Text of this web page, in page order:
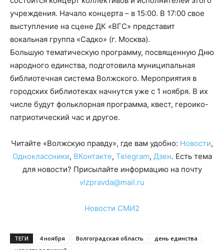
учреждения. Начало концерта – в 15:00. В 17:00 свое
выступление на сцене ДК «ВГС» представит
вокальная группа «Садко» (г. Москва).
Большую тематическую программу, посвященную Дню
народного единства, подготовила муниципальная
библиотечная система Волжского. Мероприятия в
городских библиотеках начнутся уже с 1 ноября. В их
числе будут фольклорная программа, квест, героико-
патриотический час и другое.
Читайте «Волжскую правду», где вам удобно: Новости,
Одноклассники, ВКонтакте, Telegram, Дзен. Есть тема
для новости? Присылайте информацию на почту
vlzpravda@mail.ru
Новости СМИ2
ТЕГИ 4 ноября Волгоградская область
день единства